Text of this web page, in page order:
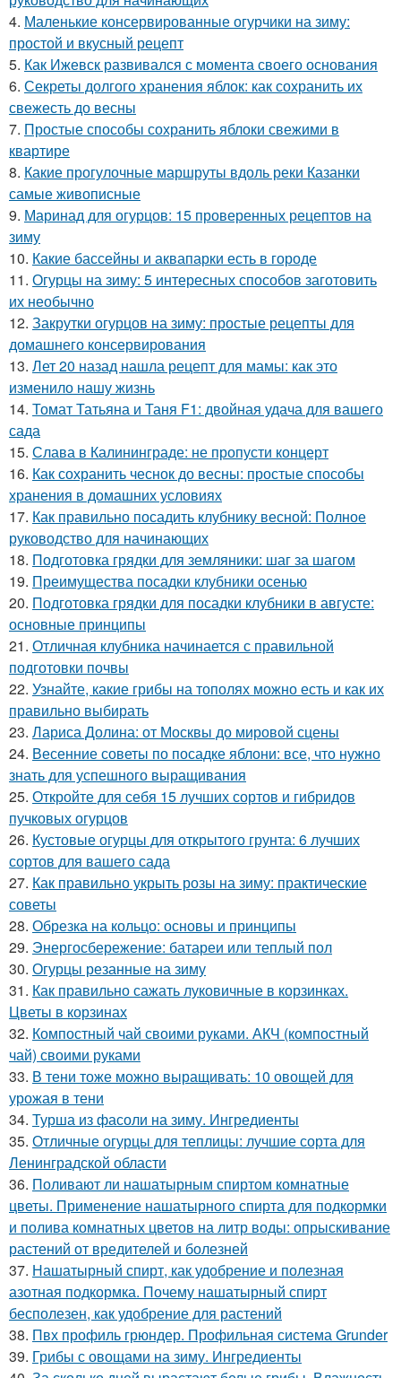
4. Маленькие консервированные огурчики на зиму:
простой и вкусный рецепт
5. Как Ижевск развивался с момента своего основания
6. Секреты долгого хранения яблок: как сохранить их
свежесть до весны
7. Простые способы сохранить яблоки свежими в
квартире
8. Какие прогулочные маршруты вдоль реки Казанки
самые живописные
9. Маринад для огурцов: 15 проверенных рецептов на
зиму
10. Какие бассейны и аквапарки есть в городе
11. Огурцы на зиму: 5 интересных способов заготовить
их необычно
12. Закрутки огурцов на зиму: простые рецепты для
домашнего консервирования
13. Лет 20 назад нашла рецепт для мамы: как это
изменило нашу жизнь
14. Томат Татьяна и Таня F1: двойная удача для вашего
сада
15. Слава в Калининграде: не пропусти концерт
16. Как сохранить чеснок до весны: простые способы
хранения в домашних условиях
17. Как правильно посадить клубнику весной: Полное
руководство для начинающих
18. Подготовка грядки для земляники: шаг за шагом
19. Преимущества посадки клубники осенью
20. Подготовка грядки для посадки клубники в августе:
основные принципы
21. Отличная клубника начинается с правильной
подготовки почвы
22. Узнайте, какие грибы на тополях можно есть и как их
правильно выбирать
23. Лариса Долина: от Москвы до мировой сцены
24. Весенние советы по посадке яблони: все, что нужно
знать для успешного выращивания
25. Откройте для себя 15 лучших сортов и гибридов
пучковых огурцов
26. Кустовые огурцы для открытого грунта: 6 лучших
сортов для вашего сада
27. Как правильно укрыть розы на зиму: практические
советы
28. Обрезка на кольцо: основы и принципы
29. Энергосбережение: батареи или теплый пол
30. Огурцы резанные на зиму
31. Как правильно сажать луковичные в корзинках.
Цветы в корзинах
32. Компостный чай своими руками. АКЧ (компостный
чай) своими руками
33. В тени тоже можно выращивать: 10 овощей для
урожая в тени
34. Турша из фасоли на зиму. Ингредиенты
35. Отличные огурцы для теплицы: лучшие сорта для
Ленинградской области
36. Поливают ли нашатырным спиртом комнатные
цветы. Применение нашатырного спирта для подкормки
и полива комнатных цветов на литр воды: опрыскивание
растений от вредителей и болезней
37. Нашатырный спирт, как удобрение и полезная
азотная подкормка. Почему нашатырный спирт
бесполезен, как удобрение для растений
38. Пвх профиль грюндер. Профильная система Grunder
39. Грибы с овощами на зиму. Ингредиенты